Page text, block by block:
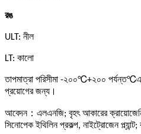
রঙ
ULT: নীল
LT: কালো
তাপমাত্রা পরিসীমা -২০০℃+২০০ পর্যন্ত℃
প্রয়োগের জন্য।
আবেদন： এলএনজি; বৃহৎ আকারের
সিনোপেক ইথিলিন প্রকল্প, নাইট্রোজেন প্ল্যান্ট;